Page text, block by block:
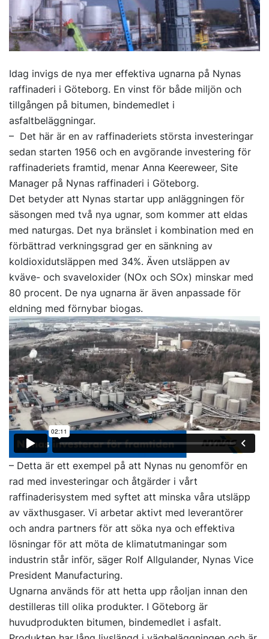
Idag invigs de nya mer effektiva ugnarna på Nynas
raffinaderi i Göteborg. En vinst för både miljön och
tillgången på bitumen, bindemedlet i
asfaltbeläggningar.
– Det här är en av raffinaderiets största investeringar
sedan starten 1956 och en avgörande investering för
raffinaderiets framtid, menar Anna Keereweer, Site
Manager på Nynas raffinaderi i Göteborg.
Det betyder att Nynas startar upp anläggningen för
säsongen med två nya ugnar, som kommer att eldas
med naturgas. Det nya bränslet i kombination med en
förbättrad verkningsgrad ger en sänkning av
koldioxidutsläppen med 34%. Även utsläppen av
kväve- och svaveloxider (NOx och SOx) minskar med
80 procent. De nya ugnarna är även anpassade för
eldning med förnybar biogas.
– Detta är ett exempel på att Nynas nu genomför en
rad med investeringar och åtgärder i vårt
raffinaderisystem med syftet att minska våra utsläpp
av växthusgaser. Vi arbetar aktivt med leverantörer
och andra partners för att söka nya och effektiva
lösningar för att möta de klimatutmaningar som
industrin står inför, säger Rolf Allgulander, Nynas Vice
President Manufacturing.
Ugnarna används för att hetta upp råoljan innan den
destilleras till olika produkter. I Göteborg är
huvudprodukten bitumen, bindemedlet i asfalt.